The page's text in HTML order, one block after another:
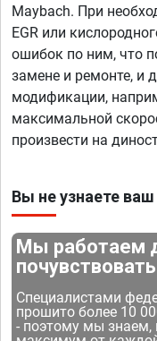
Maybach. При
EGR или
ошибок по ним, что
замене и ремонте, и
модификации,
максимальной
произвести на
Вы не узнаете
Мы работаем
Специалистами
прошито более 10
- поэтому мы знаем,